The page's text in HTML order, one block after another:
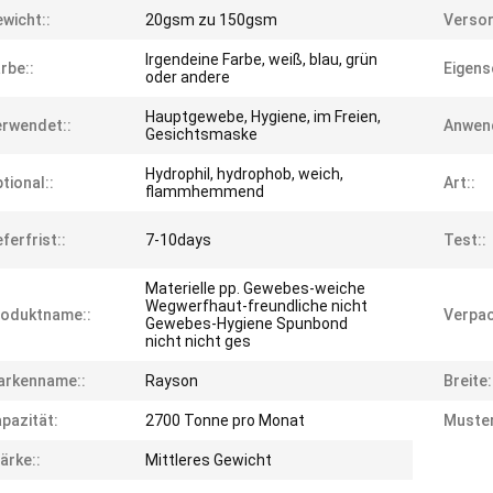
20gsm zu 150gsm
Irgendeine Farbe, weiß, blau, grün
oder andere
Hauptgewebe, Hygiene, im Freien,
Gesichtsmaske
Hydrophil, hydrophob, weich,
flammhemmend
Art::
7-10days Test::
Materielle pp. Gewebes-weiche
Wegwerfhaut-freundliche nicht
Gewebes-Hygiene Spunbond
nicht nicht ges
Rayson
2700 Tonne pro Monat
Mittleres Gewicht